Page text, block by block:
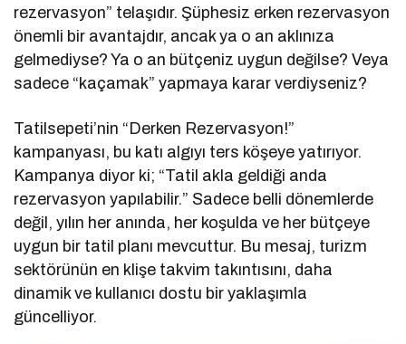
rezervasyon” telaşıdır. Şüphesiz erken rezervasyon
önemli bir avantajdır, ancak ya o an aklınıza
gelmediyse? Ya o an bütçeniz uygun değilse? Veya
sadece “kaçamak” yapmaya karar verdiyseniz?
Tatilsepeti’nin “Derken Rezervasyon!”
kampanyası, bu katı algıyı ters köşeye yatırıyor.
Kampanya diyor ki; “Tatil akla geldiği anda
rezervasyon yapılabilir.” Sadece belli dönemlerde
değil, yılın her anında, her koşulda ve her bütçeye
uygun bir tatil planı mevcuttur. Bu mesaj, turizm
sektörünün en klişe takvim takıntısını, daha
dinamik ve kullanıcı dostu bir yaklaşımla
güncelliyor.